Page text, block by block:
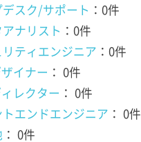
スク/サポート ：0件
ナリスト ：0件
ティエンジニア ：0件
イナー ： 0件
レクター ： 0件
トエンドエンジニア ： 0件
： 0件